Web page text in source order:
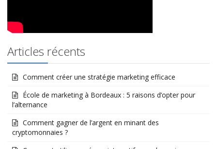
Articles récents
Comment créer une stratégie marketing efficace
École de marketing à Bordeaux : 5 raisons d’opter pour
l’alternance
Comment gagner de l’argent en minant des
cryptomonnaies ?